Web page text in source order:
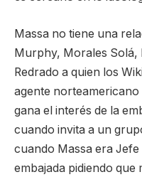
Massa no tiene una
Murphy, Morales Solá,
Redrado a quien los
agente norteamericano
gana el interés de la
cuando invita a un
cuando Massa era Jefe
embajada pidiendo que